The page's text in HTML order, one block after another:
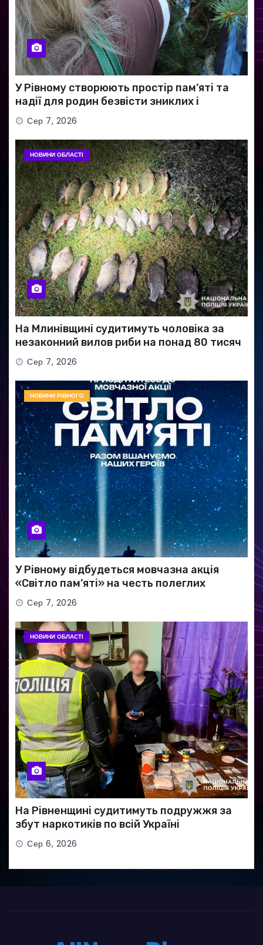
У Рівному створюють простір пам’яті та
надії для родин безвісти зниклих і
полонених військових
Сер 7, 2026
НОВИНИ ОБЛАСТІ
На Млинівщині судитимуть чоловіка за
незаконний вилов риби на понад 80 тисяч
гривень
Сер 7, 2026
НОВИНИ РІВНОГО
У Рівному відбудеться мовчазна акція
«Світло пам’яті» на честь полеглих
Захисників
Сер 7, 2026
НОВИНИ ОБЛАСТІ
На Рівненщині судитимуть подружжя за
збут наркотиків по всій Україні
Сер 6, 2026